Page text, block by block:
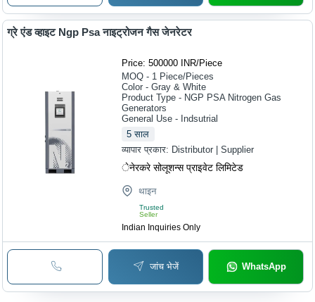
ग्रे एंड व्हाइट Ngp Psa नाइट्रोजन गैस जेनरेटर
Price: 500000 INR/Piece
MOQ - 1 Piece/Pieces
Color - Gray & White
Product Type - NGP PSA Nitrogen Gas
Generators
General Use - Indsutrial
5 साल
व्यापार प्रकार: Distributor | Supplier
ेनेरकरे सोलूशन्स प्राइवेट लिमिटेड
थाइन
Trusted
Seller
Indian Inquiries Only
जांच भेजें WhatsApp